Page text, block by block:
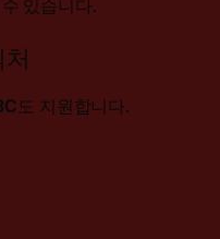
있습니다.
도 지원합니다.